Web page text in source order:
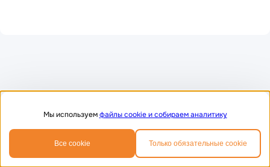
Главная Избранное
0
Корзина Телефон MAX
Мы используемфайлы cookie и собираем аналитику
Все cookie Только обязательные cookie